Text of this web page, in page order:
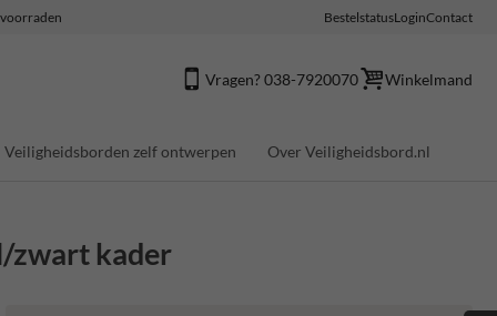
BestelstatusLoginContact
Vragen? 038-7920070 Winkelmand
Veiligheidsborden zelf ontwerpen Over Veiligheidsbord.nl
zwart kader